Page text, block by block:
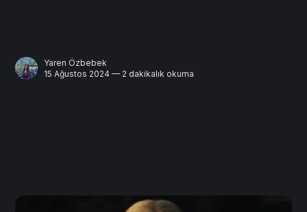
Yaren Özbebek
15 Ağustos 2024 — 2 dakikalık okuma